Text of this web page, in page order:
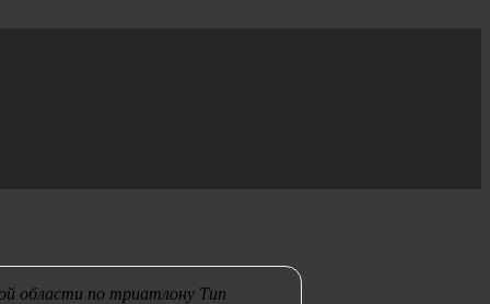
области по триатлону Тип